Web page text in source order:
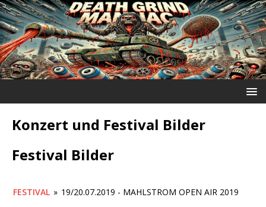
Konzert und Festival Bilder
Festival Bilder
FESTIVAL » 19/20.07.2019 - MAHLSTROM OPEN AIR 2019